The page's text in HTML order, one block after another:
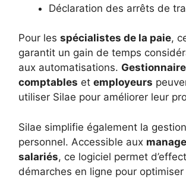
Déclaration des arrêts de
Pour les spécialistes de la paie,
garantit un gain de temps
aux automatisations.
comptables et employeurs
utiliser Silae pour améliorer leur
Silae simplifie également la
personnel. Accessible aux
salariés, ce logiciel permet
démarches en ligne pour optimiser